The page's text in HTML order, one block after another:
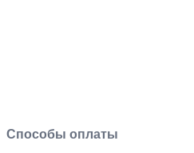
Способы оплаты